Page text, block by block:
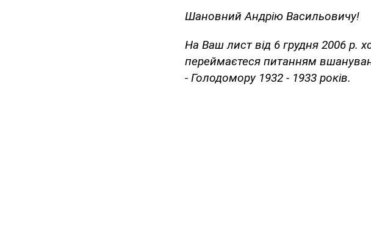
Шановний Андрію Васильовичу!
На Ваш лист від 6 грудня 2006 р.
переймаєтеся питанням
- Голодомору 1932 - 1933 років.